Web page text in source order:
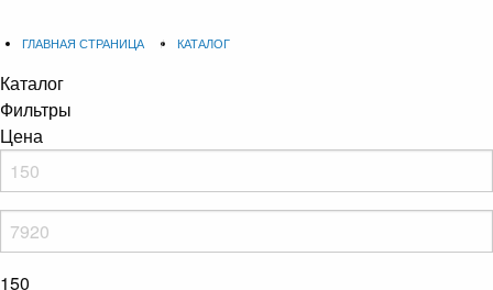
ГЛАВНАЯ СТРАНИЦА КАТАЛОГ
Каталог
Фильтры
Цена
150